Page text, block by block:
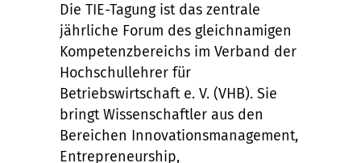
Die TIE-Tagung ist das zentrale
jährliche Forum des gleichnamigen
Kompetenzbereichs im Verband der
Hochschullehrer für
Betriebswirtschaft e. V. (VHB). Sie
bringt Wissenschaftler aus den
Bereichen Innovationsmanagement,
Entrepreneurship,